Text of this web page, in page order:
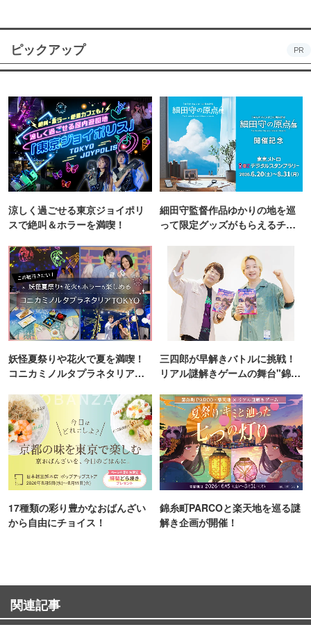
ピックアップ PR
涼しく過ごせる東京ジョイポリ
スで絶叫＆ホラーを満喫！
細田守監督作品ゆかりの地を巡
って限定グッズがもらえるチャ
妖怪夏祭りや花火で夏を満喫！
コニカミノルタプラネタリア
三四郎が早解きバトルに挑戦！
リアル謎解きゲームの舞台"錦糸
17種類の彩り豊かなおばんざい
から自由にチョイス！
錦糸町PARCOと楽天地を巡る謎
解き企画が開催！
関連記事